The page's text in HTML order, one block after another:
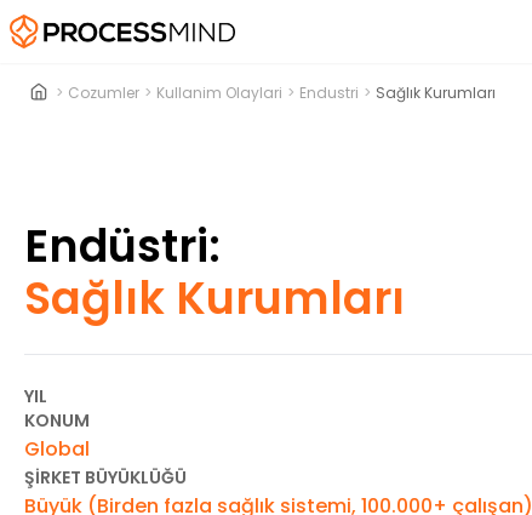
> Cozumler > Kullanim Olaylari > Endustri > Sağlık Kurumları
Endüstri:
Sağlık Kurumları
YIL
KONUM
Global
ŞIRKET BÜYÜKLÜĞÜ
Büyük (Birden fazla sağlık sistemi, 100.000+ çalışan)